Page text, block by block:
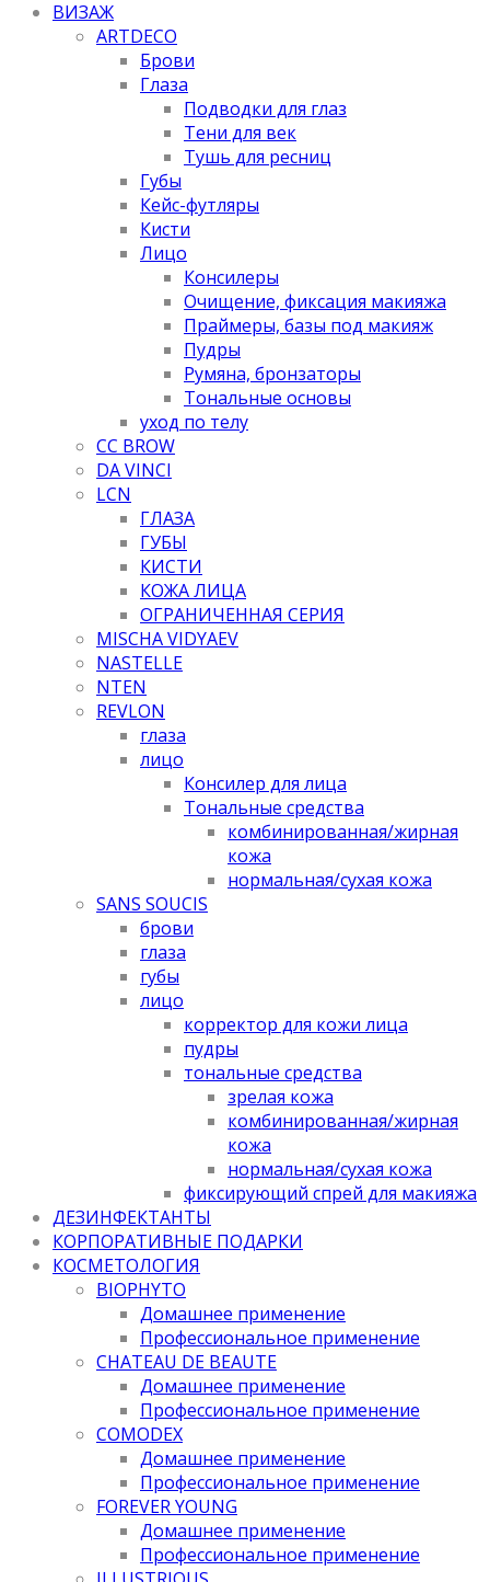
ВИЗАЖ
ARTDECO
Брови
Глаза
Подводки для глаз
Тени для век
Тушь для ресниц
Губы
Кейс-футляры
Кисти
Лицо
Консилеры
Очищение, фиксация макияжа
Праймеры, базы под макияж
Пудры
Румяна, бронзаторы
Тональные основы
уход по телу
CC BROW
DA VINCI
LCN
ГЛАЗА
ГУБЫ
КИСТИ
КОЖА ЛИЦА
ОГРАНИЧЕННАЯ СЕРИЯ
MISCHA VIDYAEV
NASTELLE
NTEN
REVLON
глаза
лицо
Консилер для лица
Тональные средства
комбинированная/жирная
кожа
нормальная/cухая кожа
SANS SOUCIS
брови
глаза
губы
лицо
корректор для кожи лица
пудры
тональные средства
зрелая кожа
комбинированная/жирная
кожа
нормальная/cухая кожа
фиксирующий спрей для макияжа
ДЕЗИНФЕКТАНТЫ
КОРПОРАТИВНЫЕ ПОДАРКИ
КОСМЕТОЛОГИЯ
BIOPHYTO
Домашнее применение
Профессиональное применение
CHATEAU DE BEAUTE
Домашнее применение
Профессиональное применение
COMODEX
Домашнее применение
Профессиональное применение
FOREVER YOUNG
Домашнее применение
Профессиональное применение